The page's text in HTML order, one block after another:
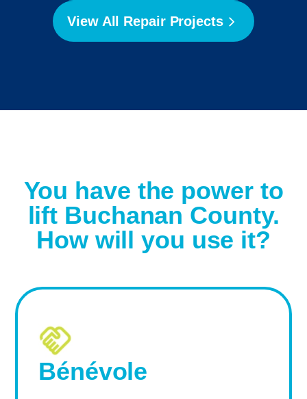
View All Repair Projects
You have the power to
lift Buchanan County.
How will you use it?
Bénévole